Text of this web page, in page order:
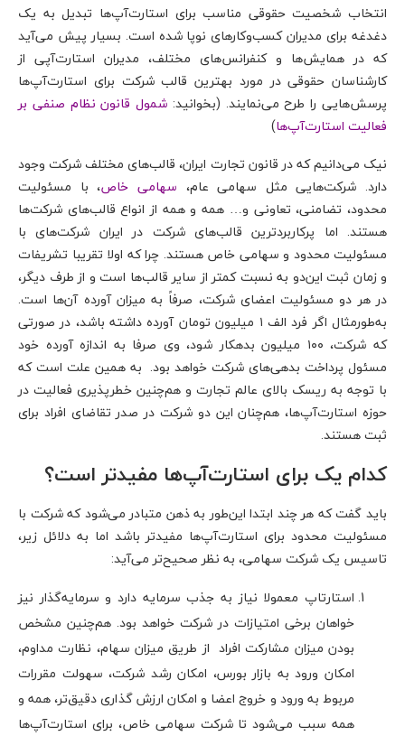
انتخاب شخصیت حقوقی مناسب برای استارت‌آپ‌ها تبدیل به یک
دغدغه برای مدیران کسب‌وکارهای نوپا شده است. بسیار پیش می‌آید
که در همایش‌ها و کنفرانس‌های مختلف، مدیران استارت‌آپی از
کارشناسان حقوقی در مورد بهترین قالب شرکت برای استارت‌آپ‌ها
پرسش‌هایی را طرح می‌نمایند. (بخوانید: شمول قانون نظام صنفی بر
فعالیت استارت‌آپ‌ها)
نیک می‌دانیم که در قانون تجارت ایران، قالب‌های مختلف شرکت وجود
دارد. شرکت‌هایی مثل سهامی عام‌، سهامی خاص، با مسئولیت
محدود، تضامنی، تعاونی و… همه و همه از انواع قالب‌های شرکت‌ها
هستند. اما پرکاربردترین قالب‌های شرکت در ایران شرکت‌های با
مسئولیت محدود و سهامی خاص هستند. چرا که اولا تقریبا تشریفات
و زمان ثبت این‌دو به نسبت کمتر از سایر قالب‌ها است و از طرف دیگر‌،
در هر دو مسئولیت اعضای شرکت، صرفاً به میزان آورده آن‌ها است.
به‌طور‌مثال اگر فرد الف ۱ میلیون‌ تومان آورده داشته باشد، در صورتی
که شرکت، ۱۰۰ میلیون بدهکار شود، وی صرفا به اندازه آورده خود
مسئول پرداخت بدهی‌های شرکت خواهد بود. به همین علت است که
با توجه به ریسک بالای عالم تجارت و هم‌چنین خطرپذیری فعالیت در
حوزه استارت‌آپ‌ها، هم‌چنان این دو شرکت در صدر تقاضای افراد برای
ثبت هستند.
کدام یک برای استارت‌آپ‌ها مفیدتر است؟
باید گفت که هر چند ابتدا این‌طور به ذهن متبادر می‌شود که شرکت با
مسئولیت محدود برای استارت‌آپ‌ها مفیدتر باشد اما به دلائل زیر،
تاسیس یک شرکت سهامی، به نظر صحیح‌تر می‌آید:
استارتاپ معمولا نیاز به جذب سرمایه دارد و سرمایه‌گذار نیز
خواهان برخی امتیازات در شرکت خواهد بود. هم‌چنین مشخص
بودن میزان مشارکت افراد از طریق میزان سهام، نظارت مداوم،
امکان ورود به بازار بورس، امکان رشد شرکت، سهولت مقررات
مربوط به ورود و خروج اعضا و امکان ارزش گذاری دقیق‌تر، همه و
همه سبب می‌شود تا شرکت سهامی خاص، برای استارت‌آپ‌ها